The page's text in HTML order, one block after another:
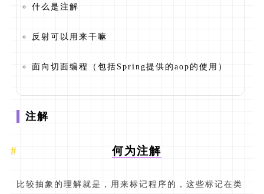
什么是注解
反射可以用来干嘛
面向切面编程（包括Spring提供的aop的使用）
注解
何为注解
比较抽象的理解就是，用来标记程序的，这些标记在类